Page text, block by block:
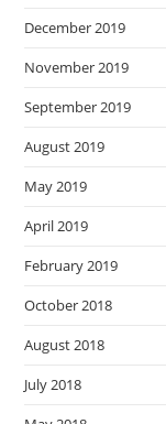
December 2019
November 2019
September 2019
August 2019
May 2019
April 2019
February 2019
October 2018
August 2018
July 2018